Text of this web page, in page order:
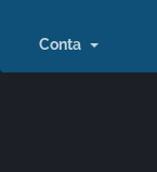
Conta